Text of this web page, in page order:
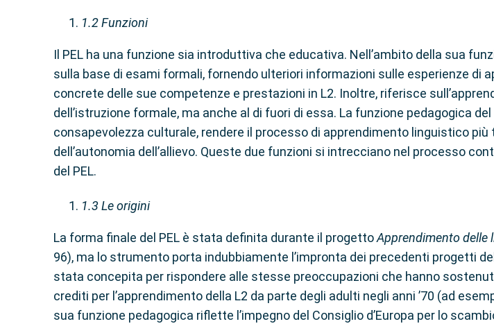
1.2Funzioni
Il PEL ha una funzione sia introduttiva che educativa. Nell’ambito della sua
sulla base di esami formali, fornendo ulteriori informazioni sulle esperienze di
concrete delle sue competenze e prestazioni in L2. Inoltre, riferisce
dell’istruzione formale, ma anche al di fuori di essa. La funzione pedagogica
consapevolezza culturale, rendere il processo di apprendimento linguistico
dell’autonomia dell’allievo. Queste due funzioni si intrecciano nel processo
del PEL.
1.3Le origini
La forma finale del PEL è stata definita durante il progettoApprendimento delle
96), ma lo strumento porta indubbiamente l’impronta dei precedenti progetti
stata concepita per rispondere alle stesse preoccupazioni che hanno
crediti per l’apprendimento della L2 da parte degli adulti negli anni ’70 (ad
sua funzione pedagogica riflette l’impegno del Consiglio d’Europa per lo